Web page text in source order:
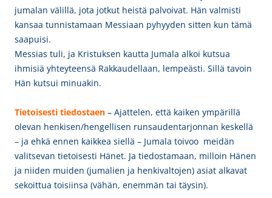
jumalan välillä, jota jotkut heistä palvoivat. Hän valmisti
kansaa tunnistamaan Messiaan pyhyyden sitten kun tämä
saapuisi.
Messias tuli, ja Kristuksen kautta Jumala alkoi kutsua
ihmisiä yhteyteensä Rakkaudellaan, lempeästi. Sillä tavoin
Hän kutsui minuakin.
Tietoisesti tiedostaen – Ajattelen, että kaiken ympärillä
olevan henkisen/hengellisen runsaudentarjonnan keskellä
– ja ehkä ennen kaikkea siellä – Jumala toivoo meidän
valitsevan tietoisesti Hänet. Ja tiedostamaan, milloin Hänen
ja niiden muiden (jumalien ja henkivaltojen) asiat alkavat
sekoittua toisiinsa (vähän, enemmän tai täysin).